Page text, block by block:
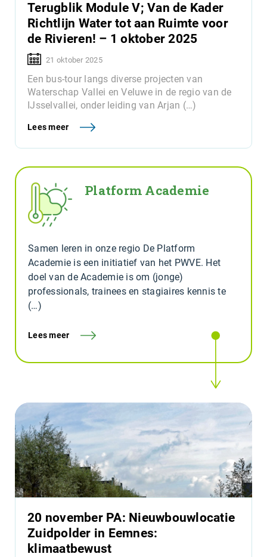
Terugblik Module V; Van de Kader
Richtlijn Water tot aan Ruimte voor
de Rivieren! – 1 oktober 2025
21 oktober 2025
Een bus-tour langs diverse projecten van
Waterschap Vallei en Veluwe in de regio van de
IJsselvallei, onder leiding van Arjan (…)
Lees meer
Platform Academie
Samen leren in onze regio De Platform
Academie is een initiatief van het PWVE. Het
doel van de Academie is om (jonge)
professionals, trainees en stagiaires kennis te
(…)
Lees meer
20 november PA: Nieuwbouwlocatie
Zuidpolder in Eemnes:
klimaatbewust